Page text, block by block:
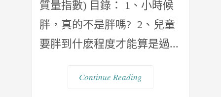
質量指數) 目錄： 1、小時候
胖，真的不是胖嗎? 2、兒童
要胖到什麽程度才能算是過...
Continue Reading